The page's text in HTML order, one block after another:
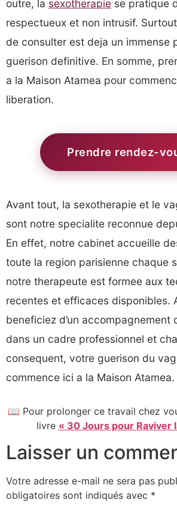
outre, la sexotherapie se pratique
respectueux et non intrusif.
de consulter est deja un immense
guerison definitive. En somme,
a la Maison Atamea pour
liberation.
Prendre rendez-
Avant tout, la sexotherapie et le
sont notre specialite reconnue
En effet, notre cabinet accueille
toute la region parisienne chaque
notre therapeute est formee aux
recentes et efficaces disponibles.
beneficiez d’un accompagnement
dans un cadre professionnel et
consequent, votre guerison du
commence ici a la Maison Atamea.
📖 Pour prolonger ce travail chez
livre « 30 Jours pour Raviver
Laisser un
Votre adresse e-mail ne sera pas
obligatoires sont indiqués avec *